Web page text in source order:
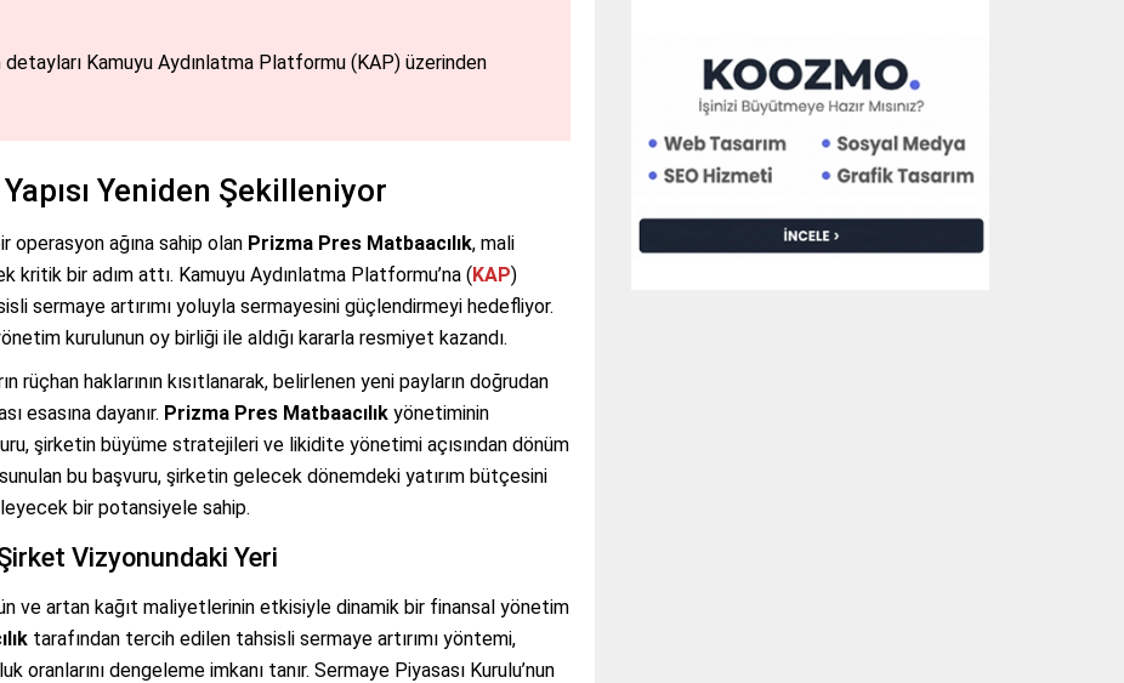
Kamuyu Aydınlatma Platformu (KAP) üzerinden
Yeniden Şekilleniyor
operasyon ağına sahip olan Prizma Pres Matbaacılık, mali
kritik bir adım attı. Kamuyu Aydınlatma Platformu’na (KAP)
sermaye artırımı yoluyla sermayesini güçlendirmeyi hedefliyor.
kurulunun oy birliği ile aldığı kararla resmiyet kazandı.
rüçhan haklarının kısıtlanarak, belirlenen yeni payların doğrudan
esasına dayanır. Prizma Pres Matbaacılık yönetiminin
şirketin büyüme stratejileri ve likidite yönetimi açısından dönüm
bu başvuru, şirketin gelecek dönemdeki yatırım bütçesini
bir potansiyele sahip.
Vizyonundaki Yeri
ve artan kağıt maliyetlerinin etkisiyle dinamik bir finansal yönetim
tarafından tercih edilen tahsisli sermaye artırımı yöntemi,
oranlarını dengeleme imkanı tanır. Sermaye Piyasası Kurulu’nun